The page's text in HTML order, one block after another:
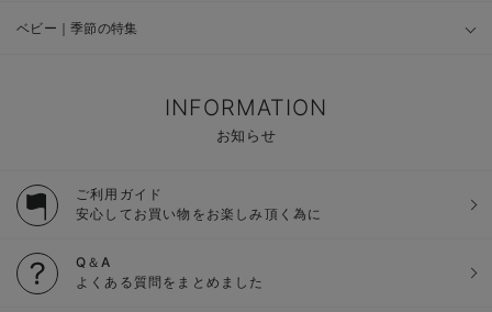
ベビー｜季節の特集
INFORMATION
お知らせ
ご利用ガイド
安心してお買い物をお楽しみ頂く為に
Q＆A
よくある質問をまとめました